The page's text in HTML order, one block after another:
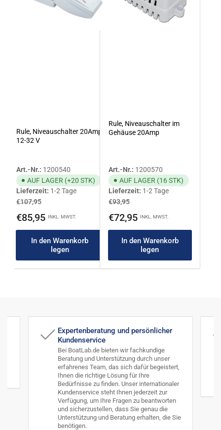
Rule, Niveauschalter 20Amp
12-32 V
Art.-Nr.: 1200540
AUF LAGER (+20 STK)
Lieferzeit: 1-2 Tage
Normaler
Preis
€107,95Ausverkaufspreis
€85,95 INKL. MWST.
In den Warenkorb
legen
Rule, Niveauschalter im
Gehäuse 20Amp
Art.-Nr.: 1200570
AUF LAGER (16 STK)
Lieferzeit: 1-2 Tage
Normaler
Preis
€93,95Ausverkaufspreis
€72,95 INKL. MWST.
In den Warenkorb
legen
Expertenberatung und persönlicher
Kundenservice
Bei BoatLab.de bieten wir fachkundige
Beratung und Unterstützung durch unser
erfahrenes Team, das sich dafür begeistert,
Ihnen die richtige Lösung für Ihre
Bedürfnisse zu finden. Unser internationaler
Kundenservice steht Ihnen jederzeit zur
Verfügung, um Ihre Fragen zu beantworten
und sicherzustellen, dass Sie genau die
Unterstützung und Beratung erhalten, die Sie
benötigen.